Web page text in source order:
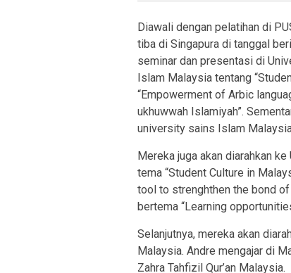
Diawali dengan pelatihan di
tiba di Singapura di tanggal
seminar dan presentasi di
Islam Malaysia tentang
“Empowerment of Arbic
ukhuwwah Islamiyah”.
university sains Islam
Mereka juga akan diarahkan
tema “Student Culture in
tool to strenghthen the bond
bertema “Learning
Selanjutnya, mereka akan
Malaysia. Andre mengajar di
Zahra Tahfizil Qur’an Malaysia.